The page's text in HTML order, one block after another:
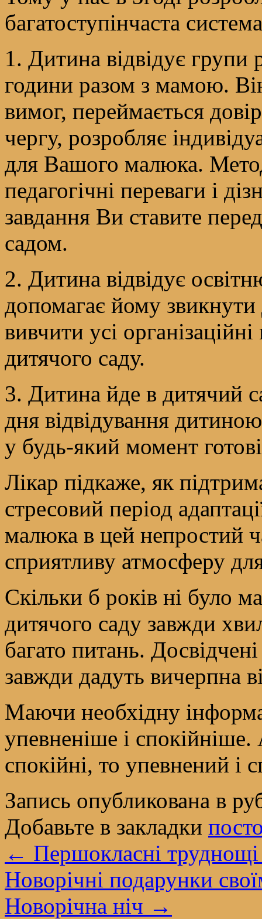
багатоступінчаста
1. Дитина відвідує групи
години разом з мамою.
вимог, переймається
чергу, розробляє
для Вашого малюка.
педагогічні переваги і
завдання Ви ставите
садом.
2. Дитина відвідує
допомагає йому
вивчити усі
дитячого саду.
3. Дитина йде в дитячий
дня відвідування
у будь-який момент
Лікар підкаже, як
стресовий період
малюка в цей непростий
сприятливу атмосферу
Скільки б років ні було
дитячого саду завжди
багато питань.
завжди дадуть вичерпна
Маючи необхідну
упевненіше і
спокійні, то упевнений і
Запись опубликована в
Добавьте в закладки
← Першокласні
Новорічні подарунки
Новорічна ніч →